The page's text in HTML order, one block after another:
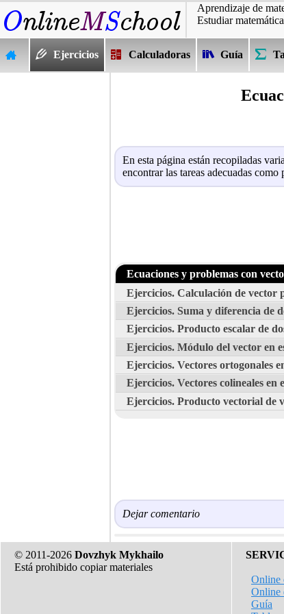
Aprendizaje de
Estudiar
Ejercicios Calculadoras Guía
En esta página están recopiladas
encontrar las tareas adecuadas
Ecuaciones y problemas con
Ejercicios. Calculación de vector
Ejercicios. Suma y diferencia de
Ejercicios. Producto escalar de
Ejercicios. Módulo del vector en
Ejercicios. Vectores ortogonales
Ejercicios. Vectores colineales en
Ejercicios. Producto vectorial de
Dejar comentario
© 2011-2026 Dovzhyk Mykhailo
Está prohibido copiar materiales
Online
Online
Guía